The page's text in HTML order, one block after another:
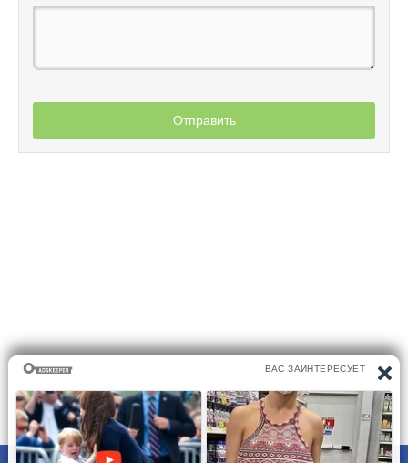
Отправить
ПРАВООБЛАДАТЕЛЯМ ПОЛИТИКА КОНФИДЕНЦИАЛЬНОСТИ